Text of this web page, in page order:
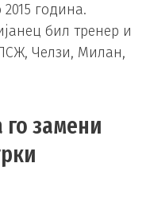
година.
бил тренер и
Челзи, Милан,
замени